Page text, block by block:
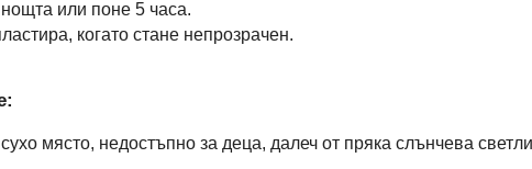
или поне 5 часа.
когато стане непрозрачен.
място, недостъпно за деца, далеч от пряка слънчева